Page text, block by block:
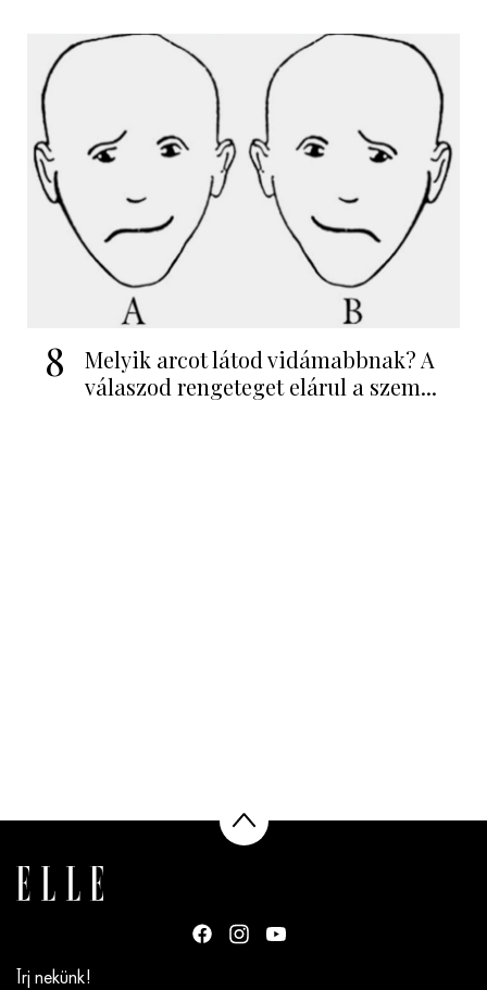
8
Melyik arcot látod vidámabbnak? A
válaszod rengeteget elárul a szem...
Írj nekünk!